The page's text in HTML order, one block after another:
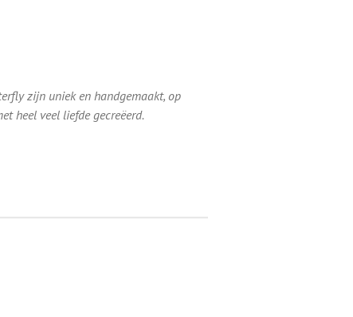
zijn uniek en handgemaakt, op
heel veel liefde gecreëerd.